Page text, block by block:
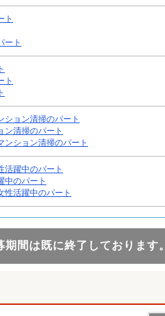
ト
ート
ト
ション清掃のパート
ン清掃のパート
ンション清掃のパート
活躍中のパート
中のパート
性活躍中のパート
期間は既に終了しております。